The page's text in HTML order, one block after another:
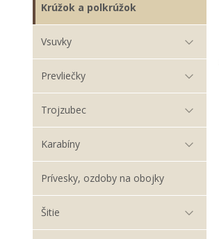
Krúžok a polkrúžok
Vsuvky
Prevliečky
Trojzubec
Karabíny
Prívesky, ozdoby na obojky
Šitie